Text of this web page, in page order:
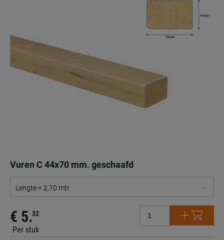
Vuren C 44x70 mm. geschaafd
Lengte = 2,70 mtr.
€ 5.32
Per stuk